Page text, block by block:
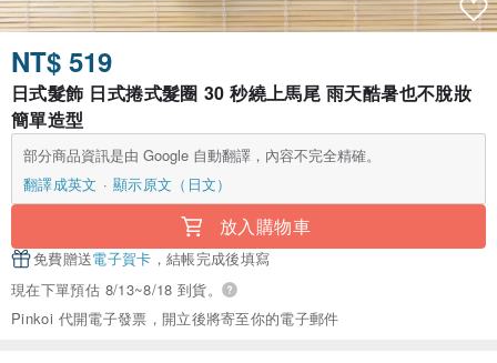
NT$ 519
日式髮飾 日式捲式髮圈 30 秒繞上馬尾 雨天酷暑也不脫妝
簡單造型
部分商品資訊是由 Google 自動翻譯，內容不完全精確。
翻譯成英文
顯示原文（日文）
放入購物車
免費贈送電子賀卡 ，結帳完成後填寫
現在下單預估 8/13~8/18 到貨。
Pinkoi 代開電子發票，開立後將寄至你的電子郵件